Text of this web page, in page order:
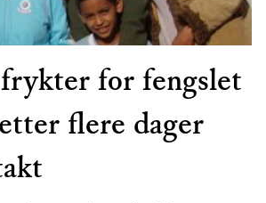
for fengslet
flere dager